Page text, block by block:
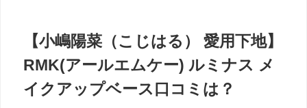
【小嶋陽菜（こじはる） 愛用下地】
RMK(アールエムケー) ルミナス メ
イクアップベース口コミは？